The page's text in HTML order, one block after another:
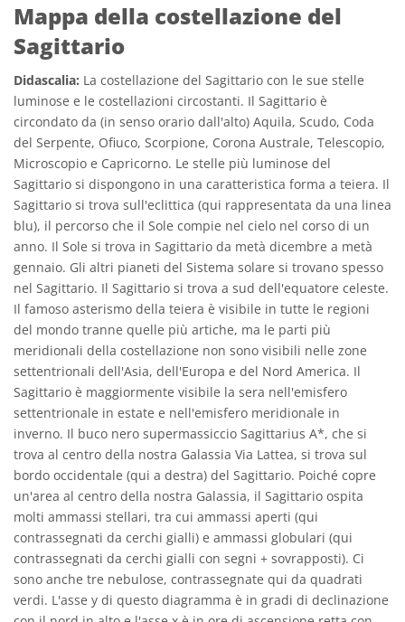
Mappa della costellazione del
Sagittario
Didascalia: La costellazione del Sagittario con le sue stelle
luminose e le costellazioni circostanti. Il Sagittario è
circondato da (in senso orario dall'alto) Aquila, Scudo, Coda
del Serpente, Ofiuco, Scorpione, Corona Australe, Telescopio,
Microscopio e Capricorno. Le stelle più luminose del
Sagittario si dispongono in una caratteristica forma a teiera. Il
Sagittario si trova sull'eclittica (qui rappresentata da una linea
blu), il percorso che il Sole compie nel cielo nel corso di un
anno. Il Sole si trova in Sagittario da metà dicembre a metà
gennaio. Gli altri pianeti del Sistema solare si trovano spesso
nel Sagittario. Il Sagittario si trova a sud dell'equatore celeste.
Il famoso asterismo della teiera è visibile in tutte le regioni
del mondo tranne quelle più artiche, ma le parti più
meridionali della costellazione non sono visibili nelle zone
settentrionali dell'Asia, dell'Europa e del Nord America. Il
Sagittario è maggiormente visibile la sera nell'emisfero
settentrionale in estate e nell'emisfero meridionale in
inverno. Il buco nero supermassiccio Sagittarius A*, che si
trova al centro della nostra Galassia Via Lattea, si trova sul
bordo occidentale (qui a destra) del Sagittario. Poiché copre
un'area al centro della nostra Galassia, il Sagittario ospita
molti ammassi stellari, tra cui ammassi aperti (qui
contrassegnati da cerchi gialli) e ammassi globulari (qui
contrassegnati da cerchi gialli con segni + sovrapposti). Ci
sono anche tre nebulose, contrassegnate qui da quadrati
verdi. L'asse y di questo diagramma è in gradi di declinazione